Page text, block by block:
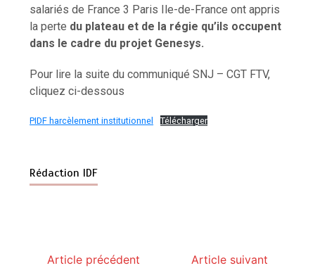
salariés de France 3 Paris Ile-de-France ont appris
la perte du plateau et de la régie qu’ils occupent
dans le cadre du projet Genesys.
Pour lire la suite du communiqué SNJ – CGT FTV,
cliquez ci-dessous
PIDF harcèlement institutionnel Télécharger
Rédaction IDF
Article précédent Article suivant